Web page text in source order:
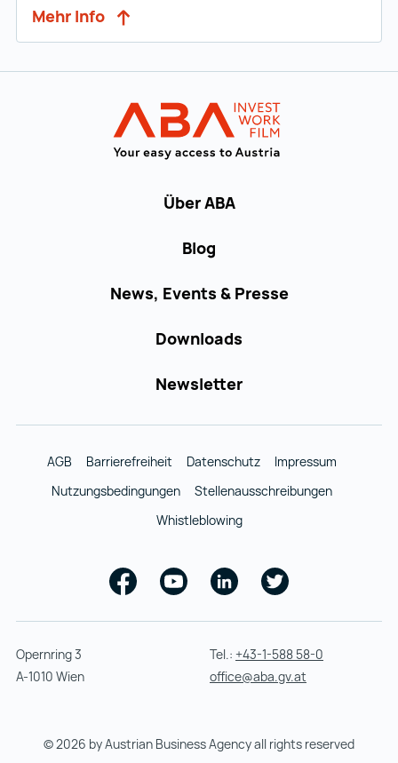
Mehr Info
Über ABA
Blog
News, Events & Presse
Downloads
Newsletter
AGB Barrierefreiheit Datenschutz
Impressum
Nutzungsbedingungen
Stellenausschreibungen
Whistleblowing
Facebook
Youtube
Linkedin
Twitter
Opernring 3
A-1010 Wien
Tel.: +43-1-588 58-0
office@aba.gv.at
© 2026 by Austrian Business Agency all rights reserved